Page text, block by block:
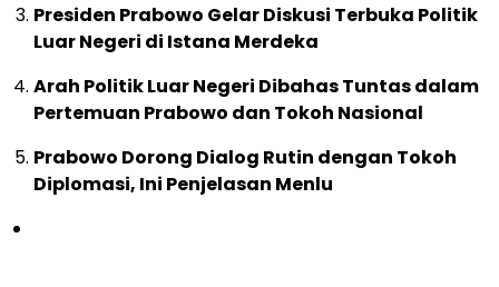
Presiden Prabowo Gelar Diskusi Terbuka Politik
Luar Negeri di Istana Merdeka
Arah Politik Luar Negeri Dibahas Tuntas dalam
Pertemuan Prabowo dan Tokoh Nasional
Prabowo Dorong Dialog Rutin dengan Tokoh
Diplomasi, Ini Penjelasan Menlu